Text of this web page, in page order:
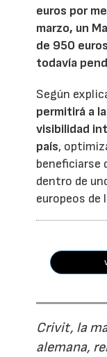
euros por
marzo, un
de 950
todavía
Según
permitirá a
visibilidad
país,
beneficiarse
dentro de
europeos de
Crivit, la
alemana,